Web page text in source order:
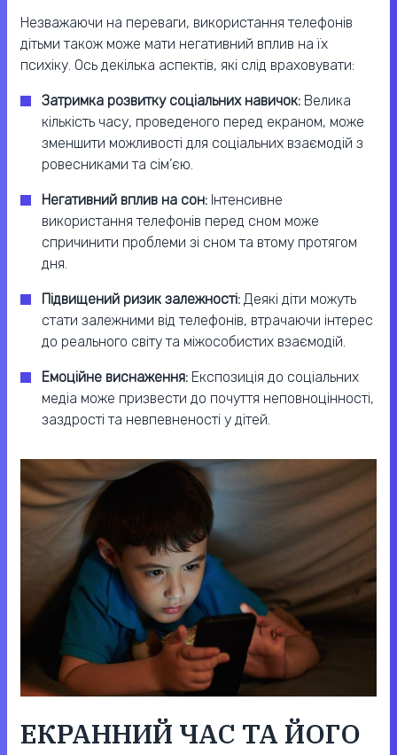
Незважаючи на переваги, використання телефонів
дітьми також може мати негативний вплив на їх
психіку. Ось декілька аспектів, які слід враховувати:
Затримка розвитку соціальних навичок: Велика
кількість часу, проведеного перед екраном, може
зменшити можливості для соціальних взаємодій з
ровесниками та сім’єю.
Негативний вплив на сон: Інтенсивне
використання телефонів перед сном може
спричинити проблеми зі сном та втому протягом
дня.
Підвищений ризик залежності: Деякі діти можуть
стати залежними від телефонів, втрачаючи інтерес
до реального світу та міжособистих взаємодій.
Емоційне виснаження: Експозиція до соціальних
медіа може призвести до почуття неповноцінності,
заздрості та невпевненості у дітей.
ЕКРАННИЙ ЧАС ТА ЙОГО